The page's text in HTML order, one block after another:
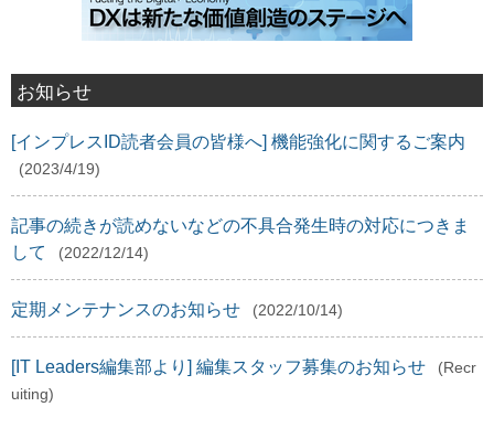
お知らせ
[インプレスID読者会員の皆様へ] 機能強化に関するご案内
(2023/4/19)
記事の続きが読めないなどの不具合発生時の対応につきま
して
(2022/12/14)
定期メンテナンスのお知らせ (2022/10/14)
[IT Leaders編集部より] 編集スタッフ募集のお知らせ
(Recr
uiting)